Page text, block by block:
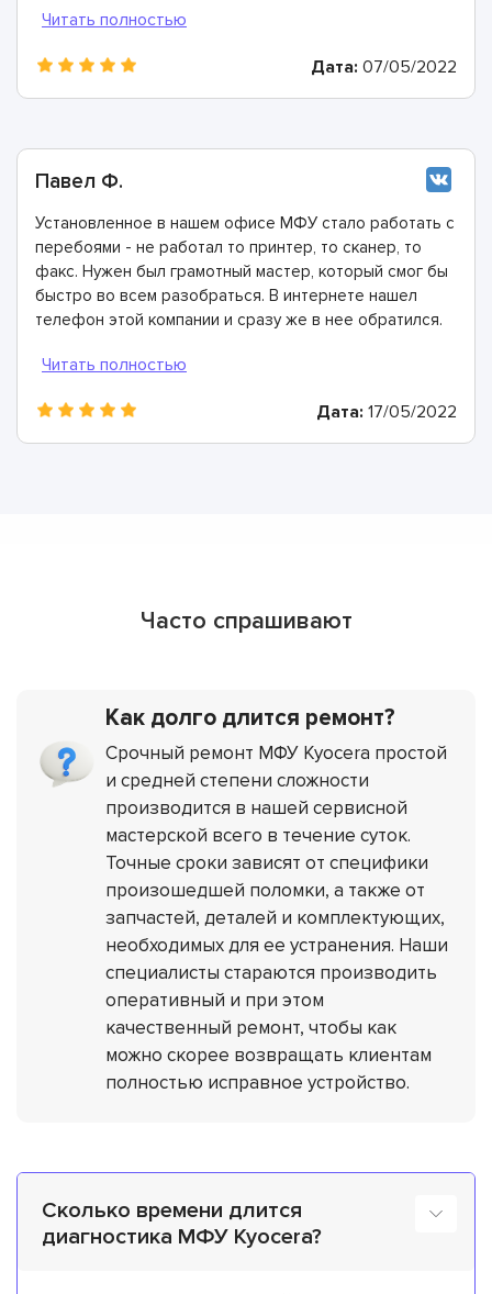
управления. Все быстро заменили, все исправили.
Дата: 07/05/2022
Павел Ф.
Установленное в нашем офисе МФУ стало работать с
перебоями - не работал то принтер, то сканер, то
факс. Нужен был грамотный мастер, который смог бы
быстро во всем разобраться. В интернете нашел
телефон этой компании и сразу же в нее обратился.
сломалось и по какой причине и сделали ремонт
Дата: 17/05/2022
Часто спрашивают
Как долго длится ремонт?
Срочный ремонт МФУ Kyocera простой
и средней степени сложности
производится в нашей сервисной
мастерской всего в течение суток.
Точные сроки зависят от специфики
произошедшей поломки, а также от
запчастей, деталей и комплектующих,
необходимых для ее устранения. Наши
специалисты стараются производить
оперативный и при этом
качественный ремонт, чтобы как
можно скорее возвращать клиентам
полностью исправное устройство.
Сколько времени длится
диагностика МФУ Kyocera?